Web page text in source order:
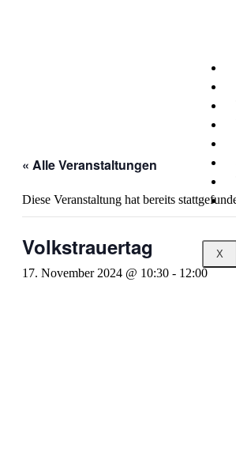
X
« Alle Veranstaltungen
Diese Veranstaltung hat bereits
Volkstrauertag
17. November 2024 @ 10:30 - 12:00